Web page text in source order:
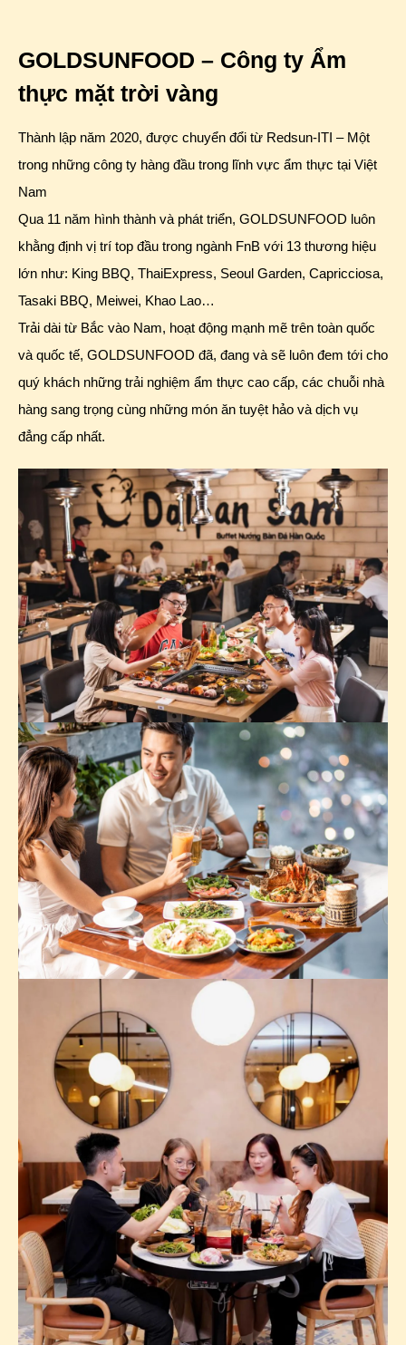
GOLDSUNFOOD – Công ty Ẩm
thực mặt trời vàng
Thành lập năm 2020, được chuyển đổi từ Redsun-ITI – Một
trong những công ty hàng đầu trong lĩnh vực ẩm thực tại Việt
Nam
Qua 11 năm hình thành và phát triển, GOLDSUNFOOD luôn
khằng định vị trí top đầu trong ngành FnB với 13 thương hiệu
lớn như: King BBQ, ThaiExpress, Seoul Garden, Capricciosa,
Tasaki BBQ, Meiwei, Khao Lao…
Trải dài từ Bắc vào Nam, hoạt động mạnh mẽ trên toàn quốc
và quốc tế, GOLDSUNFOOD đã, đang và sẽ luôn đem tới cho
quý khách những trải nghiệm ẩm thực cao cấp, các chuỗi nhà
hàng sang trọng cùng những món ăn tuyệt hảo và dịch vụ
đẳng cấp nhất.